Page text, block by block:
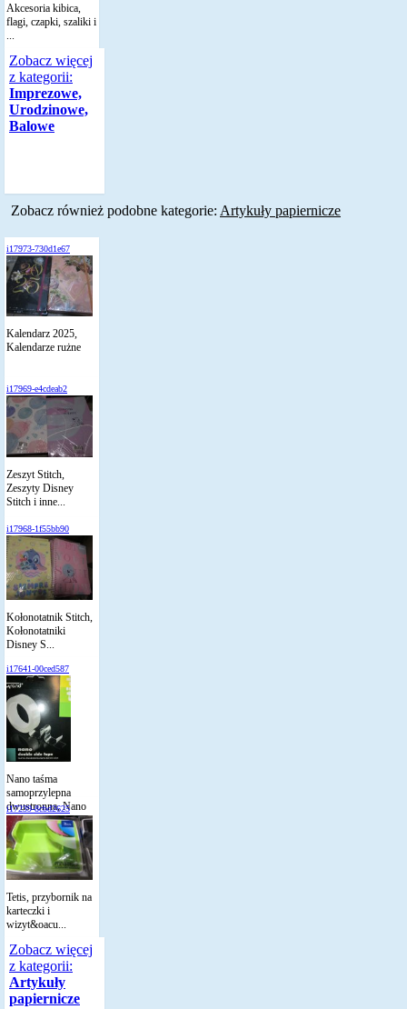
Akcesoria kibica,
flagi, czapki, szaliki i
...
Zobacz więcej
z kategorii:
Imprezowe,
Urodzinowe,
Balowe
Zobacz również podobne kategorie: Artykuły papiernicze
i17973-730d1e67
Kalendarz 2025,
Kalendarze rużne
i17969-e4cdeab2
Zeszyt Stitch,
Zeszyty Disney
Stitch i inne...
i17968-1f55bb90
Kołonotatnik Stitch,
Kołonotatniki
Disney S...
i17641-00ced587
Nano taśma
samoprzylepna
dwustronna, Nano
t...
i17239-8cbd2625
Tetis, przybornik na
karteczki i
wizyt&oacu...
Zobacz więcej
z kategorii:
Artykuły
papiernicze